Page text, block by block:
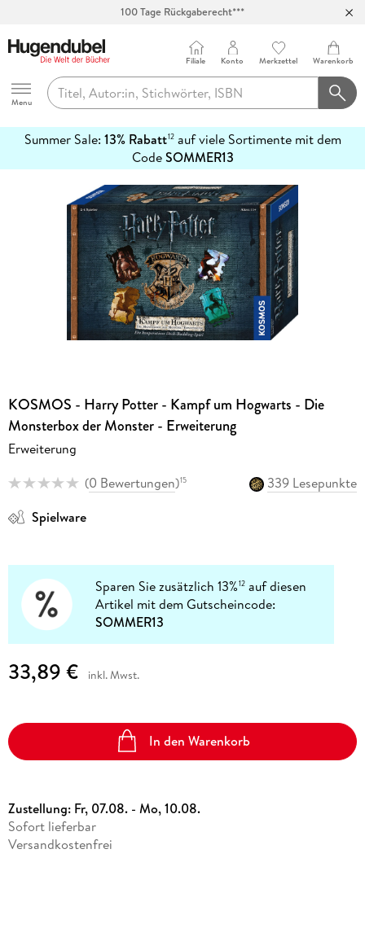
100 Tage Rückgaberecht***
Hugendubel
Menu
Filiale Konto Merkzettel Warenkorb
Summer Sale: 13% Rabatt12auf viele Sortimente mit dem
CodeSOMMER13
erfahren
KOSMOS - Harry Potter - Kampf um Hogwarts - Die
Monsterbox der Monster - Erweiterung
Erweiterung
(0 Bewertungen)15
339 Lesepunkte
Spielware
Sparen Sie zusätzlich 13%12 auf diesen
Artikel mit dem Gutscheincode:
SOMMER13
33,89 € inkl. Mwst.
In den Warenkorb
Zustellung: Fr, 07.08. - Mo, 10.08.
Sofort lieferbar
Versandkostenfrei